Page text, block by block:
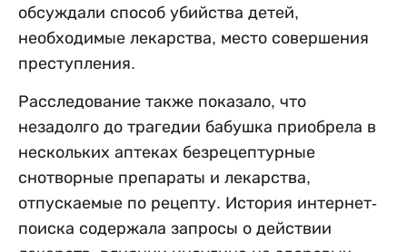
обсуждали способ убийства детей,
необходимые лекарства, место совершения
преступления.
Расследование также показало, что
незадолго до трагедии бабушка приобрела в
нескольких аптеках безрецептурные
снотворные препараты и лекарства,
отпускаемые по рецепту. История интернет-
поиска содержала запросы о действии